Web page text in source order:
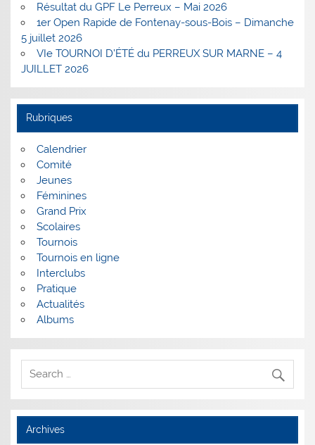
Résultat du GPF Le Perreux – Mai 2026
1er Open Rapide de Fontenay-sous-Bois – Dimanche
5 juillet 2026
VIe TOURNOI D’ÉTÉ du PERREUX SUR MARNE – 4
JUILLET 2026
Rubriques
Calendrier
Comité
Jeunes
Féminines
Grand Prix
Scolaires
Tournois
Tournois en ligne
Interclubs
Pratique
Actualités
Albums
Archives